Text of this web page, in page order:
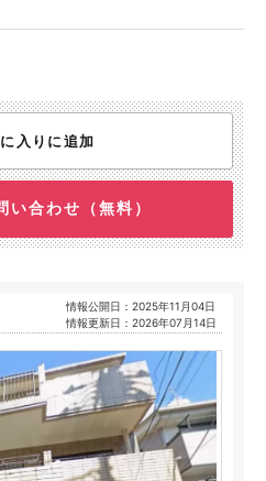
入りに追加
い合わせ（無料）
情報公開日：2025年11月04日
情報更新日：2026年07月14日